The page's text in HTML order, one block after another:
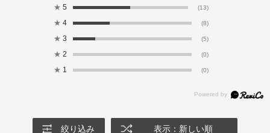
★ 5 (13)
★ 4 (8)
★ 3 (5)
★ 2 (0)
★ 1 (0)
絞り込み 表示：新しい順